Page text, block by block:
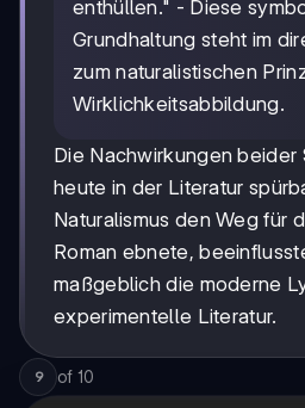
enthüllen." - Diese
Grundhaltung steht im
zum naturalistischen
Wirklichkeitsabbildung.
Die Nachwirkungen beider
heute in der Literatur
Naturalismus den Weg für
Roman ebnete,
maßgeblich die moderne
experimentelle Literatur.
9 of 10